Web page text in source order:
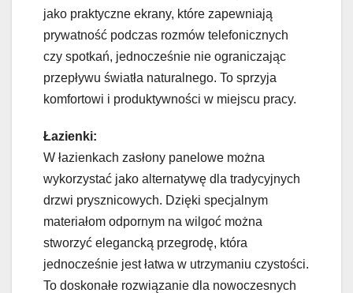
jako praktyczne ekrany, które zapewniają
prywatność podczas rozmów telefonicznych
czy spotkań, jednocześnie nie ograniczając
przepływu światła naturalnego. To sprzyja
komfortowi i produktywności w miejscu pracy.
Łazienki:
W łazienkach zasłony panelowe można
wykorzystać jako alternatywę dla tradycyjnych
drzwi prysznicowych. Dzięki specjalnym
materiałom odpornym na wilgoć można
stworzyć elegancką przegrodę, która
jednocześnie jest łatwa w utrzymaniu czystości.
To doskonałe rozwiązanie dla nowoczesnych